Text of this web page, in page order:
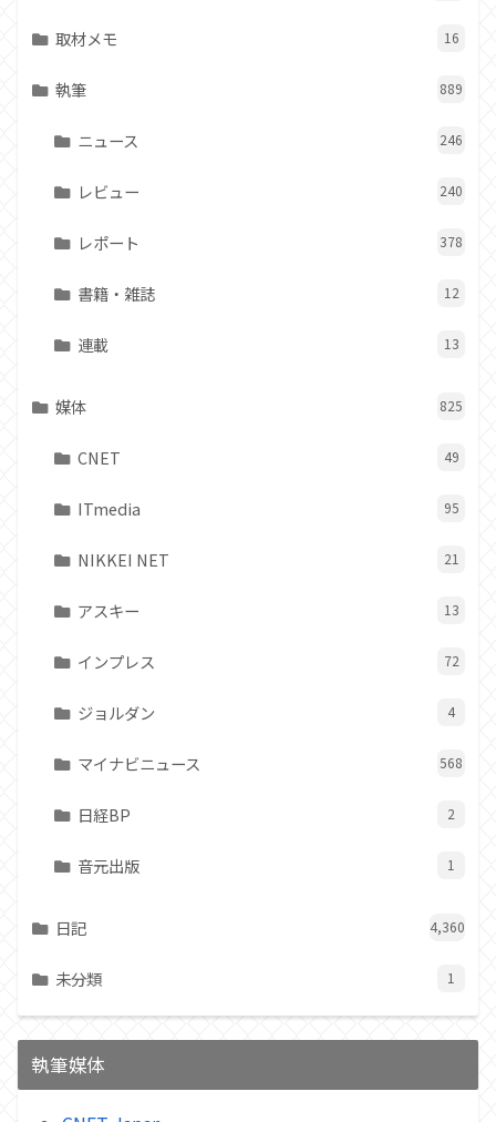
取材メモ 16
執筆 889
ニュース 246
レビュー 240
レポート 378
書籍・雑誌 12
連載 13
媒体 825
CNET 49
ITmedia 95
NIKKEI NET 21
アスキー 13
インプレス 72
ジョルダン 4
マイナビニュース 568
日経BP 2
音元出版 1
日記 4,360
未分類 1
執筆媒体